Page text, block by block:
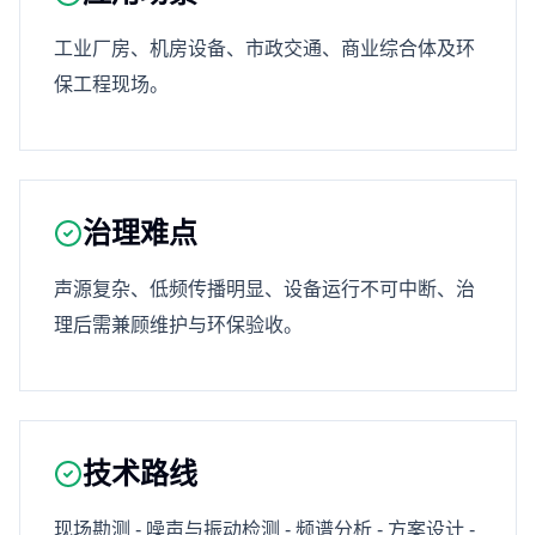
工业厂房、机房设备、市政交通、商业综合体及环
保工程现场。
治理难点
声源复杂、低频传播明显、设备运行不可中断、治
理后需兼顾维护与环保验收。
技术路线
现场勘测 - 噪声与振动检测 - 频谱分析 - 方案设计 -